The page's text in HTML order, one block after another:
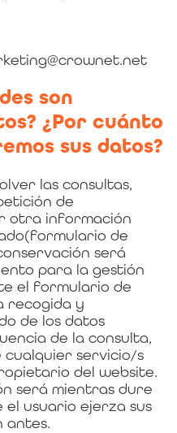
son
¿Por cuánto
sus datos?
las consultas,
de
otra información
de
será
para la gestión
el formulario de
recogida y
de los datos
de la consulta,
cualquier servicio/s
del website.
será mientras dure
usuario ejerza sus
antes.